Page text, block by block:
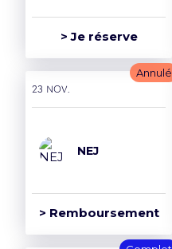
> Je réserve
Annulé
23 nov.
NEJ
> Remboursement